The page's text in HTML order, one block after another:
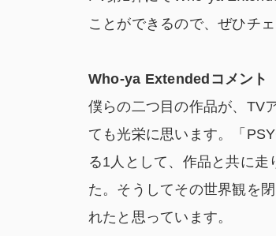
ことができるので、ぜひチ
Who-ya Extended コメント
僕らの二つ目の作品が、TV
ても光栄に思います。「
る1人として、作品と共に
た。そうしてその世界観を
れたと思っています。